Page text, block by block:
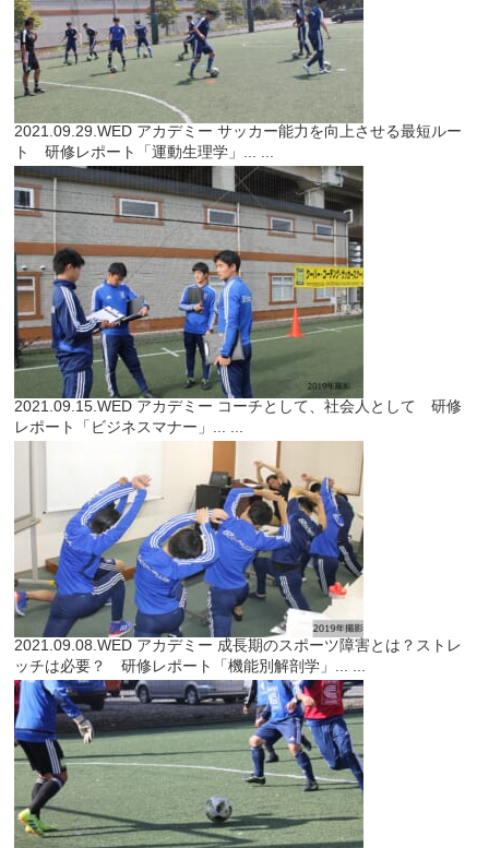
2021.09.29.WED アカデミー サッカー能力を向上させる最短ルー
ト 研修レポート「運動生理学」... ...
2021.09.15.WED アカデミー コーチとして、社会人として 研修
レポート「ビジネスマナー」... ...
2021.09.08.WED アカデミー 成長期のスポーツ障害とは？ストレ
ッチは必要？ 研修レポート「機能別解剖学」... ...